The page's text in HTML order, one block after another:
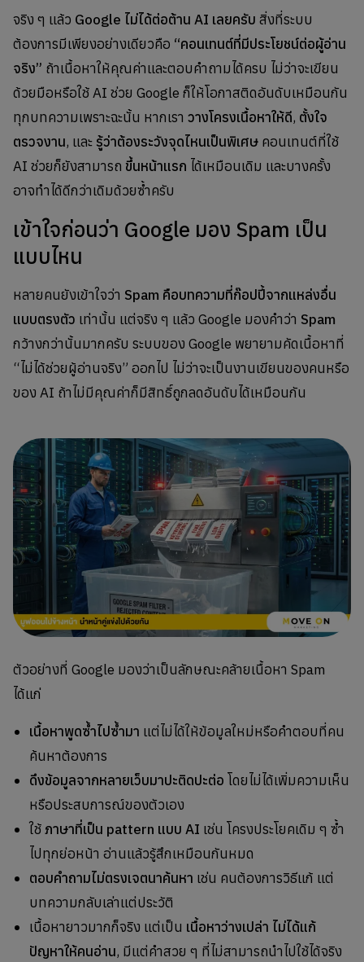
จริง ๆ แล้ว Google ไม่ได้ต่อต้าน AI เลยครับ สิ่งที่ระบบ
ต้องการมีเพียงอย่างเดียวคือ “คอนเทนต์ที่มีประโยชน์ต่อผู้อ่าน
จริง” ถ้าเนื้อหาให้คุณค่าและตอบคำถามได้ครบ ไม่ว่าจะเขียน
ด้วยมือหรือใช้ AI ช่วย Google ก็ให้โอกาสติดอันดับเหมือนกัน
ทุกบทความเพราะฉะนั้น หากเรา วางโครงเนื้อหาให้ดี, ตั้งใจ
ตรวจงาน, และ รู้ว่าต้องระวังจุดไหนเป็นพิเศษ คอนเทนต์ที่ใช้
AI ช่วยก็ยังสามารถ ขึ้นหน้าแรก ได้เหมือนเดิม และบางครั้ง
อาจทำได้ดีกว่าเดิมด้วยซ้ำครับ
เข้าใจก่อนว่า Google มอง Spam เป็น
แบบไหน
หลายคนยังเข้าใจว่า Spam คือบทความที่ก๊อปปี้จากแหล่งอื่น
แบบตรงตัว เท่านั้น แต่จริง ๆ แล้ว Google มองคำว่า Spam
กว้างกว่านั้นมากครับ ระบบของ Google พยายามคัดเนื้อหาที่
“ไม่ได้ช่วยผู้อ่านจริง” ออกไป ไม่ว่าจะเป็นงานเขียนของคนหรือ
ของ AI ถ้าไม่มีคุณค่าก็มีสิทธิ์ถูกลดอันดับได้เหมือนกัน
ตัวอย่างที่ Google มองว่าเป็นลักษณะคล้ายเนื้อหา Spam
ได้แก่
เนื้อหาพูดซ้ำไปซ้ำมา แต่ไม่ได้ให้ข้อมูลใหม่หรือคำตอบที่คน
ค้นหาต้องการ
ดึงข้อมูลจากหลายเว็บมาปะติดปะต่อ โดยไม่ได้เพิ่มความเห็น
หรือประสบการณ์ของตัวเอง
ใช้ภาษาที่เป็น pattern แบบ AI เช่น โครงประโยคเดิม ๆ ซ้ำ
ไปทุกย่อหน้า อ่านแล้วรู้สึกเหมือนกันหมด
ตอบคำถามไม่ตรงเจตนาค้นหา เช่น คนต้องการวิธีแก้ แต่
บทความกลับเล่าแต่ประวัติ
เนื้อหายาวมากก็จริง แต่เป็น เนื้อหาว่างเปล่า ไม่ได้แก้
ปัญหาให้คนอ่าน, มีแต่คำสวย ๆ ที่ไม่สามารถนำไปใช้ได้จริง